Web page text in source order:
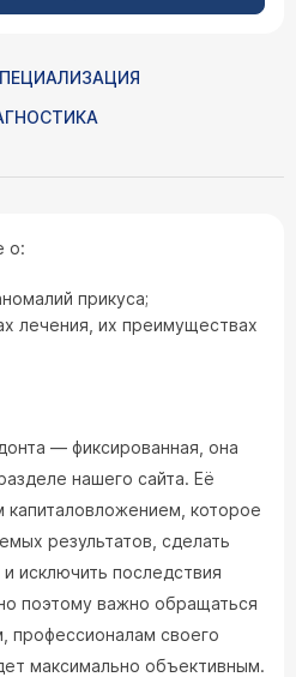
о:
прикуса;
лечения, их преимуществах
— фиксированная, она
нашего сайта. Её
которое
результатов, сделать
исключить последствия
поэтому важно обращаться
профессионалам своего
максимально объективным.